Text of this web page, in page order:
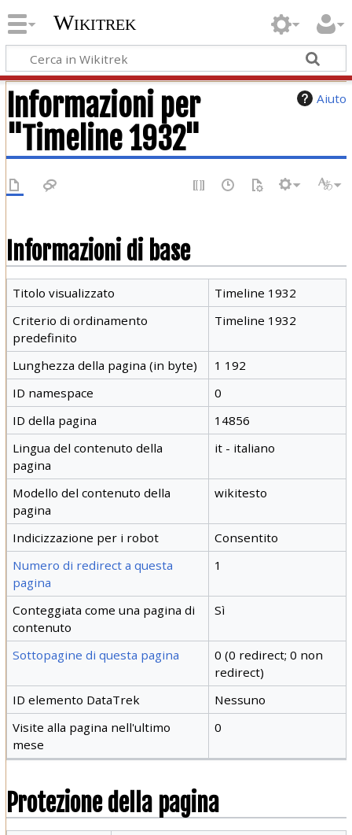
Wikitrek
Aiuto
Informazioni per
"Timeline 1932"
Informazioni di base
Titolo visualizzato
Timeline 1932
Criterio di ordinamento
predefinito
Timeline 1932
Lunghezza della pagina (in byte)
1 192
ID namespace
0
ID della pagina
14856
Lingua del contenuto della
pagina
it - italiano
Modello del contenuto della
pagina
wikitesto
Indicizzazione per i robot
Consentito
Numero di redirect a questa
pagina
1
Conteggiata come una pagina di
contenuto
Sì
Sottopagine di questa pagina
0 (0 redirect; 0 non
redirect)
ID elemento DataTrek
Nessuno
Visite alla pagina nell'ultimo
mese
0
Protezione della pagina